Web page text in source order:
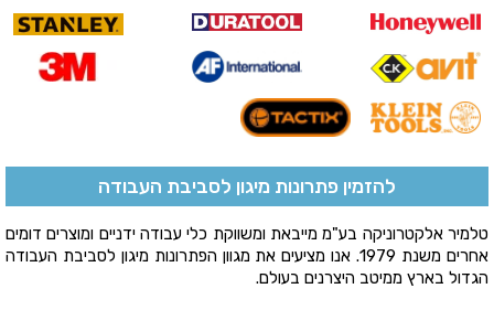
להזמין פתרונות מיגון לסביבת העבודה
טלמיר אלקטרוניקה בע"מ מייבאת ומשווקת כלי עבודה ידניים ומוצרים דומים
אחרים משנת 1979. אנו מציעים את מגוון הפתרונות מיגון לסביבת העבודה
הגדול בארץ ממיטב היצרנים בעולם.